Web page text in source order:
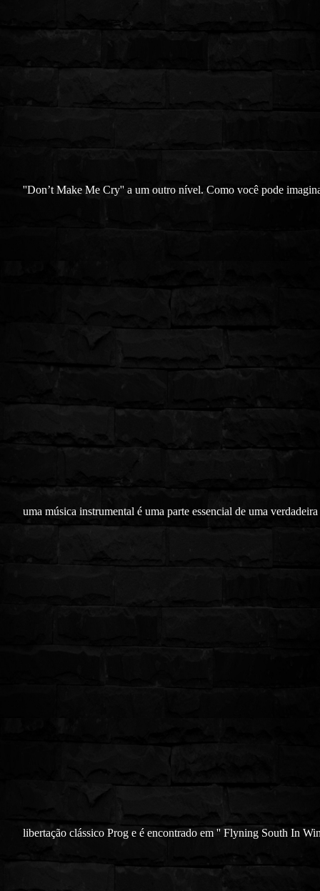
''Don’t Make Me Cry'' a um outro nível. Como você pode
uma música instrumental é uma parte essencial de uma verdadeira
libertação clássico Prog e é encontrado em '' Flyning South In